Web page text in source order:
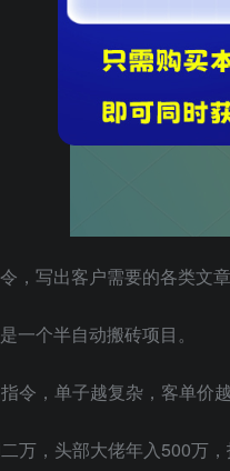
，写出客户需要的各类文
一个半自动搬砖项目。
令，单子越复杂，客单价
万，头部大佬年入500万，